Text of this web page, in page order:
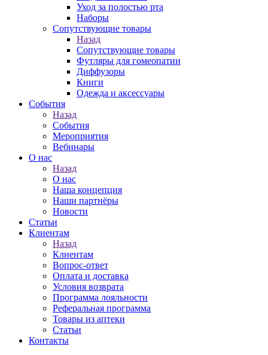
Уход за полостью рта
Наборы
Сопутствующие товары
Назад
Сопутствующие товары
Футляры для гомеопатии
Диффузоры
Книги
Одежда и аксессуары
События
Назад
События
Мероприятия
Вебинары
О нас
Назад
О нас
Наша концепция
Наши партнёры
Новости
Статьи
Клиентам
Назад
Клиентам
Вопрос-ответ
Оплата и доставка
Условия возврата
Программа лояльности
Реферальная программа
Товары из аптеки
Статьи
Контакты